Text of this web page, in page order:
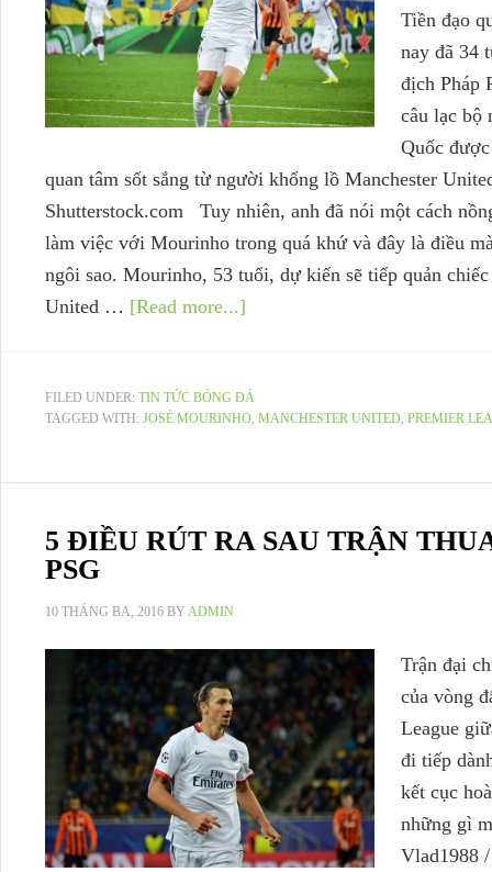
Tiền đạo
nay đã 34
địch Pháp
câu lạc bộ
Quốc
quan tâm sốt sắng từ người khổng lồ Manchester
Shutterstock.com Tuy nhiên, anh đã nói một cách
làm việc với Mourinho trong quá khứ và đây là điều
ngôi sao. Mourinho, 53 tuổi, dự kiến sẽ tiếp quản
United … [Read more...]
FILED UNDER: TIN TỨC BÓNG ĐÁ
TAGGED WITH: JOSÉ MOURINHO, MANCHESTER UNITED, PREMIER
5 ĐIỀU RÚT RA SAU TRẬN
PSG
10 THÁNG BA, 2016 BY ADMIN
Trận đại
của vòng
League
đi tiếp
kết cục
những gì
Vlad1988